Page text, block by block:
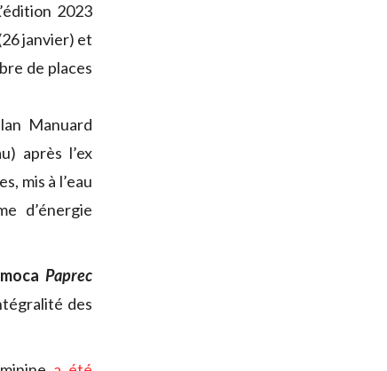
2023
janvier) et
de places
Manuard
après l’ex
mis à l’eau
d’énergie
Paprec
des